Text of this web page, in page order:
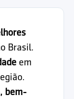
Brasil.
em
bem-